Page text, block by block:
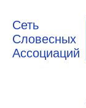
Сеть
Словесных
Ассоциаций